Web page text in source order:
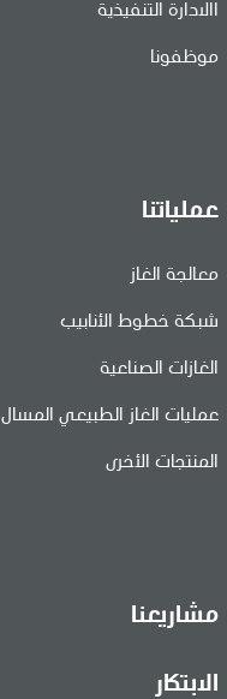
االادارة التنفيذية
موظفونا
عملياتنا
معالجة الغاز
شبكة خطوط الأنابيب
الغازات الصناعية
عمليات الغاز الطبيعي المسال
المنتجات الأخرى
مشاريعنا
الابتكار